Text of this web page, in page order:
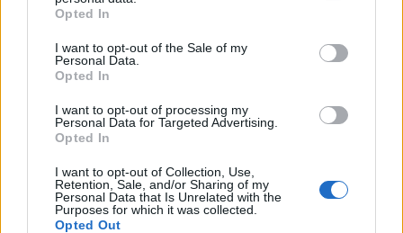
Opted In
I want to opt-out of the Sale of my
Personal Data.
Opted In
I want to opt-out of processing my
Personal Data for Targeted Advertising.
Opted In
I want to opt-out of Collection, Use,
Retention, Sale, and/or Sharing of my
Personal Data that Is Unrelated with the
Purposes for which it was collected.
Opted Out
visione che mette in relazione forma, materia e
presenza.